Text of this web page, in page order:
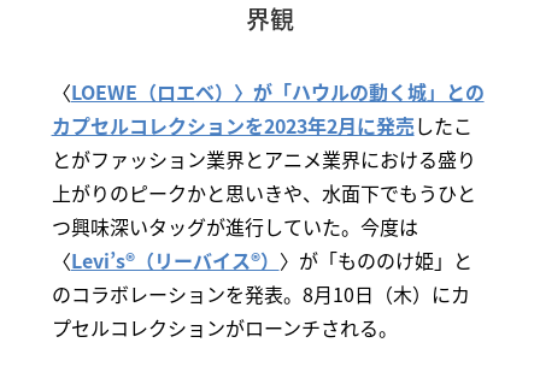
界観
〈LOEWE（ロエベ）〉が「ハウルの動く城」との
カプセルコレクションを2023年2月に発売したこ
とがファッション業界とアニメ業界における盛り
上がりのピークかと思いきや、水面下でもうひと
つ興味深いタッグが進行していた。今度は
〈Levi’s®（リーバイス®） 〉が「もののけ姫」と
のコラボレーションを発表。8月10日（木）にカ
プセルコレクションがローンチされる。